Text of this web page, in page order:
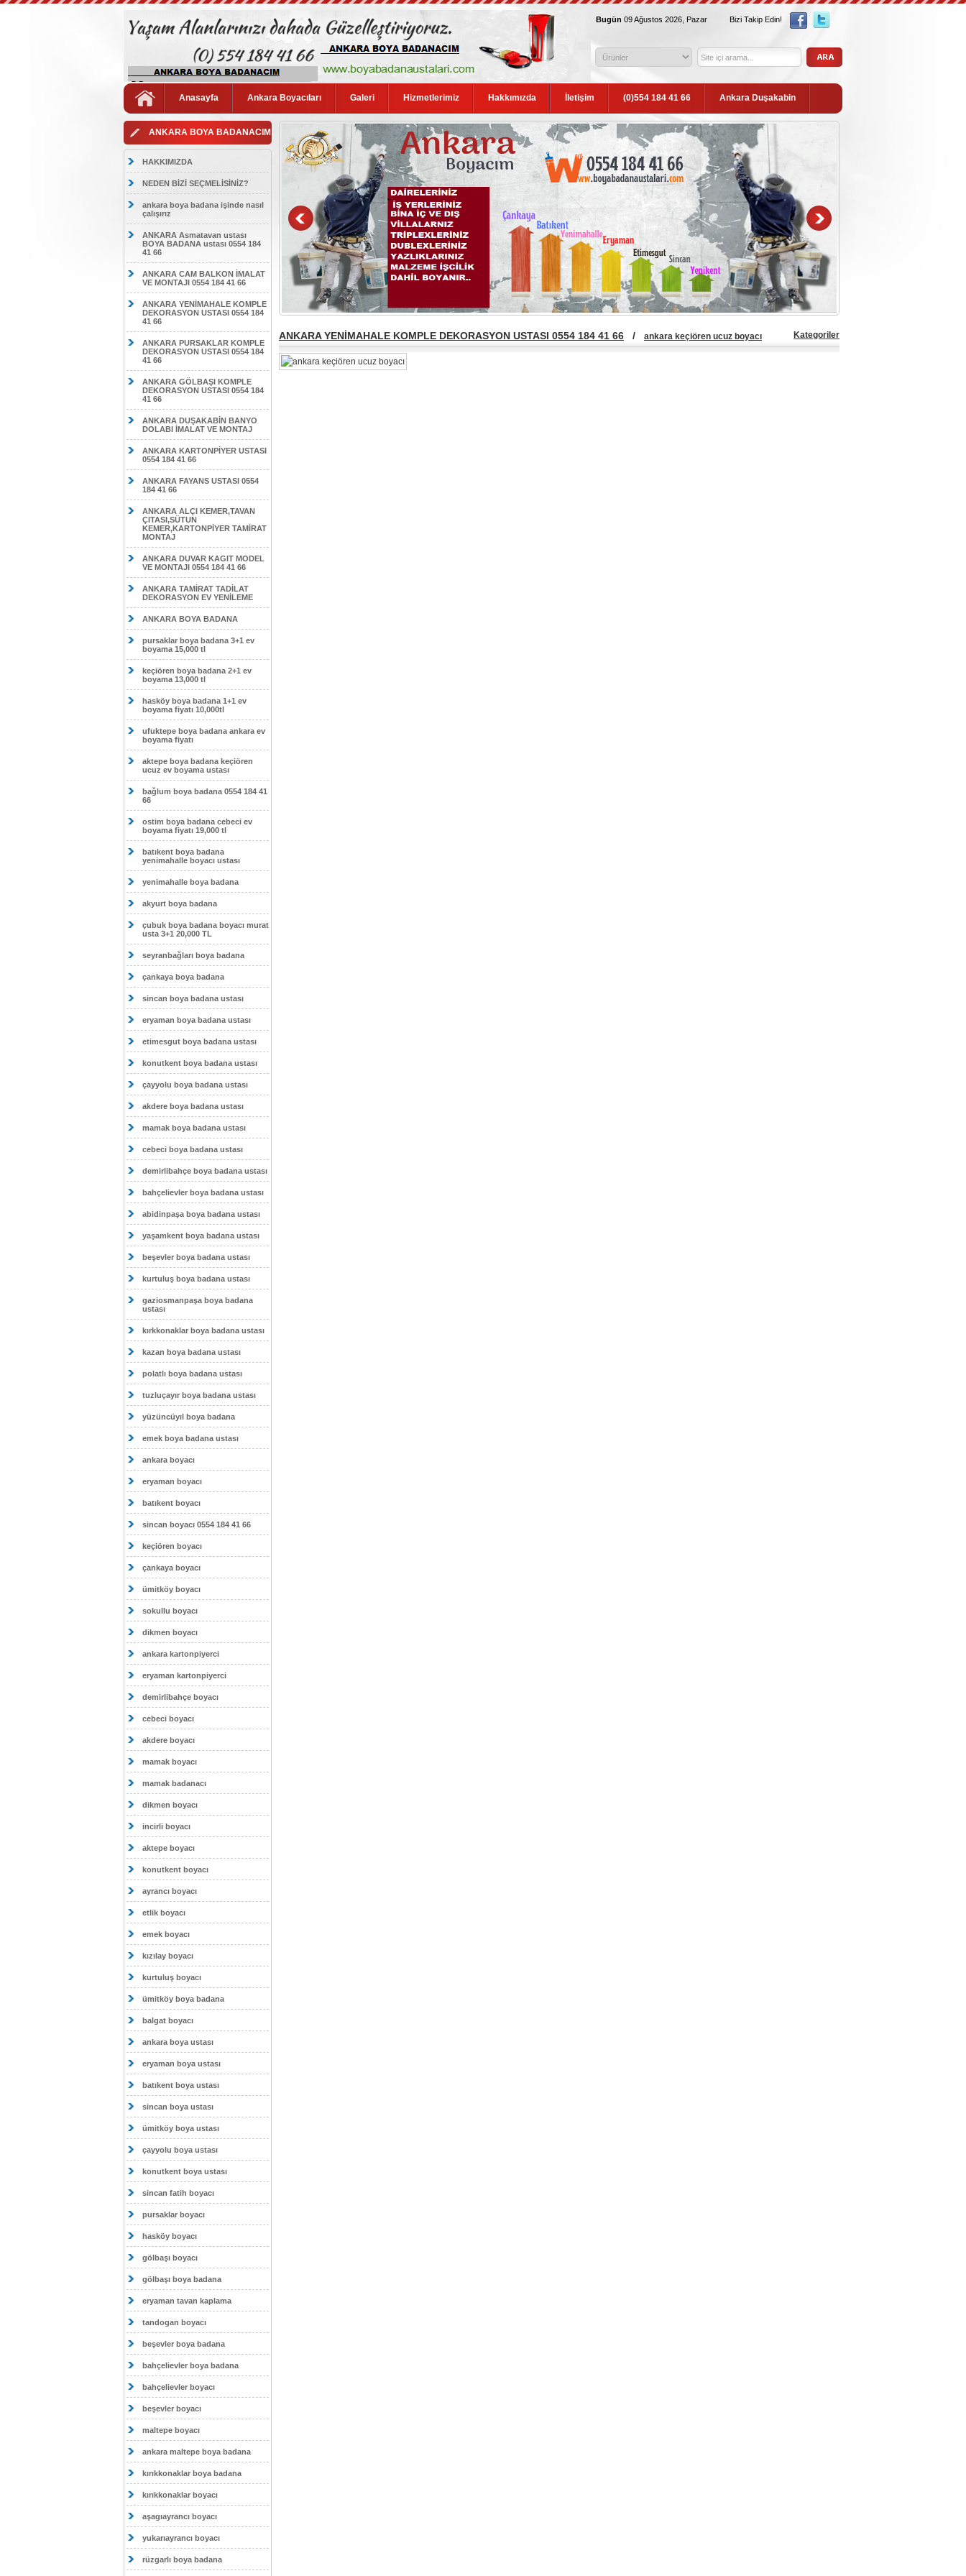
Bugün 09 Ağustos 2026, Pazar Bizi Takip Edin!
Anasayfa Ankara Boyacıları Galeri Hizmetlerimiz Hakkımızda İletişim (0)554 184 41 66 Ankara Duşakabin
ANKARA BOYA BADANACIM
HAKKIMIZDA
NEDEN BİZİ SEÇMELİSİNİZ?
ankara boya badana işinde nasıl
çalışırız
ANKARA Asmatavan ustası
BOYA BADANA ustası 0554 184
41 66
ANKARA CAM BALKON İMALAT
VE MONTAJI 0554 184 41 66
ANKARA YENİMAHALE KOMPLE
DEKORASYON USTASI 0554 184
41 66
ANKARA PURSAKLAR KOMPLE
DEKORASYON USTASI 0554 184
41 66
ANKARA GÖLBAŞI KOMPLE
DEKORASYON USTASI 0554 184
41 66
ANKARA DUŞAKABİN BANYO
DOLABI İMALAT VE MONTAJ
ANKARA KARTONPİYER USTASI
0554 184 41 66
ANKARA FAYANS USTASI 0554
184 41 66
ANKARA ALÇI KEMER,TAVAN
ÇITASI,SÜTUN
KEMER,KARTONPİYER TAMİRAT
MONTAJ
ANKARA DUVAR KAGIT MODEL
VE MONTAJI 0554 184 41 66
ANKARA TAMİRAT TADİLAT
DEKORASYON EV YENİLEME
ANKARA BOYA BADANA
pursaklar boya badana 3+1 ev
boyama 15,000 tl
keçiören boya badana 2+1 ev
boyama 13,000 tl
hasköy boya badana 1+1 ev
boyama fiyatı 10,000tl
ufuktepe boya badana ankara ev
boyama fiyatı
aktepe boya badana keçiören
ucuz ev boyama ustası
bağlum boya badana 0554 184 41
66
ostim boya badana cebeci ev
boyama fiyatı 19,000 tl
batıkent boya badana
yenimahalle boyacı ustası
yenimahalle boya badana
akyurt boya badana
çubuk boya badana boyacı murat
usta 3+1 20,000 TL
seyranbağları boya badana
çankaya boya badana
sincan boya badana ustası
eryaman boya badana ustası
etimesgut boya badana ustası
konutkent boya badana ustası
çayyolu boya badana ustası
akdere boya badana ustası
mamak boya badana ustası
cebeci boya badana ustası
demirlibahçe boya badana ustası
bahçelievler boya badana ustası
abidinpaşa boya badana ustası
yaşamkent boya badana ustası
beşevler boya badana ustası
kurtuluş boya badana ustası
gaziosmanpaşa boya badana
ustası
kırkkonaklar boya badana ustası
kazan boya badana ustası
polatlı boya badana ustası
tuzluçayır boya badana ustası
yüzüncüyıl boya badana
emek boya badana ustası
ankara boyacı
eryaman boyacı
batıkent boyacı
sincan boyacı 0554 184 41 66
keçiören boyacı
çankaya boyacı
ümitköy boyacı
sokullu boyacı
dikmen boyacı
ankara kartonpiyerci
eryaman kartonpiyerci
demirlibahçe boyacı
cebeci boyacı
akdere boyacı
mamak boyacı
mamak badanacı
dikmen boyacı
incirli boyacı
aktepe boyacı
konutkent boyacı
ayrancı boyacı
etlik boyacı
emek boyacı
kızılay boyacı
kurtuluş boyacı
ümitköy boya badana
balgat boyacı
ankara boya ustası
eryaman boya ustası
batıkent boya ustası
sincan boya ustası
ümitköy boya ustası
çayyolu boya ustası
konutkent boya ustası
sincan fatih boyacı
pursaklar boyacı
hasköy boyacı
gölbaşı boyacı
gölbaşı boya badana
eryaman tavan kaplama
tandogan boyacı
beşevler boya badana
bahçelievler boya badana
bahçelievler boyacı
beşevler boyacı
maltepe boyacı
ankara maltepe boya badana
kırıkkonaklar boya badana
kırıkkonaklar boyacı
aşagıayrancı boyacı
yukarıayrancı boyacı
rüzgarlı boya badana
ANKARA YENİMAHALE KOMPLE DEKORASYON USTASI 0554 184 41 66 / ankara keçiören ucuz boyacı Kategoriler